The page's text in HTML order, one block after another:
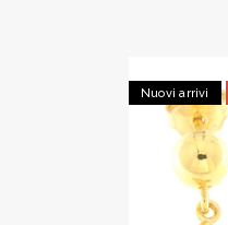
Nuovi arrivi